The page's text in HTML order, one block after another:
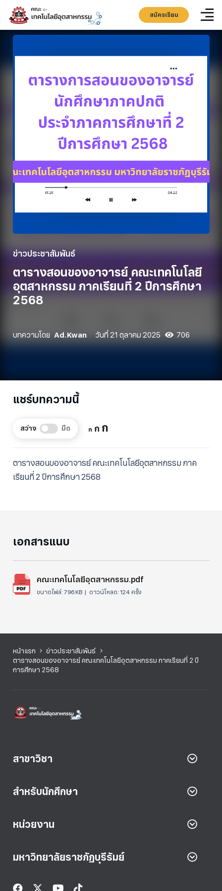
สมัครเรียน
ข่าวประชาสัมพันธ์
ตารางสอนของอาจารย์ คณะเทคโนโลยี
อุตสาหกรรม ภาคเรียนที่ 2 ปีการศึกษา
2568
บทความโดย Ad.Kwan วันที่ 21 ตุลาคม 2025 706
แชร์บทความนี้
สว่าง มืด กDecrease
กReset
กIncrease
size.
ตารางสอนของอาจารย์ คณะเทคโนโลยีอุตสาหกรรม ภาค
เรียนที่ 2 ปีการศึกษา 2568
เอกสารแนบ
คณะเทคโนโลยีอุตสาหกรรม.pdf
ขนาดไฟล์: 796 KB | ดาวน์โหลด: 124 ครั้ง
หน้าแรก
ข่าวประชาสัมพันธ์
ตารางสอนของอาจารย์ คณะเทคโนโลยีอุตสาหกรรม ภาคเรียนที่ 2 ปี
การศึกษา 2568
สาขาวิชา
สำหรับนักศึกษา
หน่วยงาน
มหาวิทยาลัยราชภัฏบุรีรัมย์